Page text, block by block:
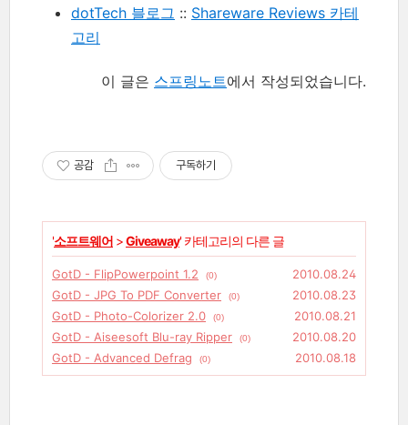
dotTech 블로그 :: Shareware Reviews 카테
고리
이 글은 스프링노트에서 작성되었습니다.
공감 구독하기
'소프트웨어 >Giveaway' 카테고리의 다른 글
GotD - FlipPowerpoint 1.2 (0)
2010.08.24
GotD - JPG To PDF Converter
(0)
2010.08.23
GotD - Photo-Colorizer 2.0
(0)
2010.08.21
GotD - Aiseesoft Blu-ray Ripper
(0)
2010.08.20
GotD - Advanced Defrag
(0) 2010.08.18